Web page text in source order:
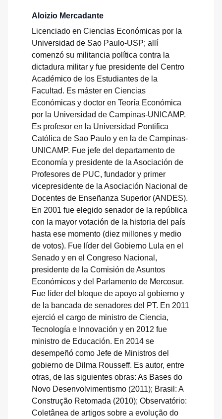
Aloizio Mercadante
Licenciado en Ciencias Económicas por la
Universidad de Sao Paulo-USP; allí
comenzó su militancia política contra la
dictadura militar y fue presidente del Centro
Académico de los Estudiantes de la
Facultad. Es máster en Ciencias
Económicas y doctor en Teoría Económica
por la Universidad de Campinas-UNICAMP.
Es profesor en la Universidad Pontifica
Católica de Sao Paulo y en la de Campinas-
UNICAMP. Fue jefe del departamento de
Economía y presidente de la Asociación de
Profesores de PUC, fundador y primer
vicepresidente de la Asociación Nacional de
Docentes de Enseñanza Superior (ANDES).
En 2001 fue elegido senador de la república
con la mayor votación de la historia del país
hasta ese momento (diez millones y medio
de votos). Fue líder del Gobierno Lula en el
Senado y en el Congreso Nacional,
presidente de la Comisión de Asuntos
Económicos y del Parlamento de Mercosur.
Fue líder del bloque de apoyo al gobierno y
de la bancada de senadores del PT. En 2011
ejerció el cargo de ministro de Ciencia,
Tecnología e Innovación y en 2012 fue
ministro de Educación. En 2014 se
desempeñó como Jefe de Ministros del
gobierno de Dilma Rousseff. Es autor, entre
otras, de las siguientes obras: As Bases do
Novo Desenvolvimentismo (2011); Brasil: A
Construção Retomada (2010); Observatório:
Coletânea de artigos sobre a evolução do